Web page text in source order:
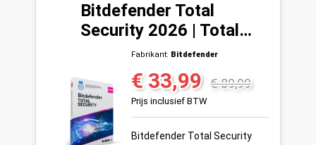
Bitdefender Total
Security 2026 | Total
Security | 5 Apparaten |
Fabrikant: Bitdefender
Verkoopprijs:
€ 33,99 Normale prijs:
€ 89,99
Prijs inclusief BTW
Bitdefender Total Security